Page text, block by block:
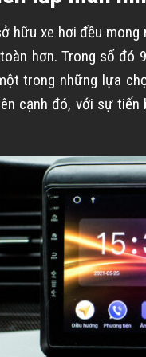
hữu xe hơi đều
hơn. Trong số đó
trong những lựa
cạnh đó, với sự